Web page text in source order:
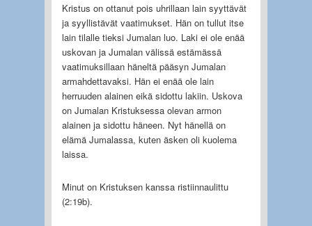
Kristus on ottanut pois uhrillaan lain syyttävät
ja syyllistävät vaatimukset. Hän on tullut itse
lain tilalle tieksi Jumalan luo. Laki ei ole enää
uskovan ja Jumalan välissä estämässä
vaatimuksillaan häneltä pääsyn Jumalan
armahdettavaksi. Hän ei enää ole lain
herruuden alainen eikä sidottu lakiin. Uskova
on Jumalan Kristuksessa olevan armon
alainen ja sidottu häneen. Nyt hänellä on
elämä Jumalassa, kuten äsken oli kuolema
laissa.
Minut on Kristuksen kanssa ristiinnaulittu
(2:19b).